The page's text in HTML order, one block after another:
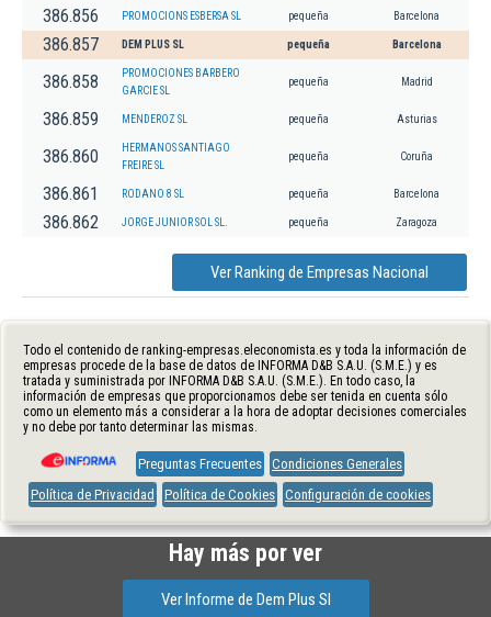
386.856 PROMOCIONS ESBERSA SL pequeña Barcelona
386.857 DEM PLUS SL pequeña Barcelona
386.858
PROMOCIONES BARBERO
GARCIE SL
pequeña Madrid
386.859 MENDEROZ SL pequeña Asturias
386.860
HERMANOS SANTIAGO
FREIRE SL
pequeña Coruña
386.861 RODANO 8 SL pequeña Barcelona
386.862 JORGE JUNIOR SOL SL. pequeña Zaragoza
Ver Ranking de Empresas Nacional
Todo el contenido de ranking-empresas.eleconomista.es y toda la información de
empresas procede de la base de datos de INFORMA D&B S.A.U. (S.M.E.) y es
tratada y suministrada por INFORMA D&B S.A.U. (S.M.E.). En todo caso, la
información de empresas que proporcionamos debe ser tenida en cuenta sólo
como un elemento más a considerar a la hora de adoptar decisiones comerciales
y no debe por tanto determinar las mismas.
Preguntas Frecuentes Condiciones Generales
Política de Privacidad
Política de Cookies Configuración de cookies
Hay más por ver
Ver Informe de Dem Plus Sl